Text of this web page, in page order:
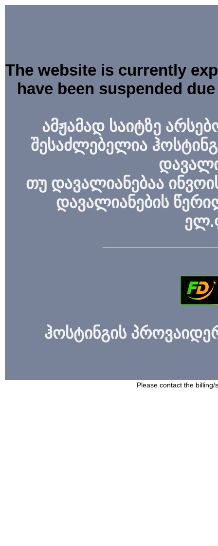
The website is currently
have been suspended
ამჟამად საიტზე
შესაძლებელია
თუ დავალიანებაა
დავალიანების
ჰოსტინგის
Please contact the